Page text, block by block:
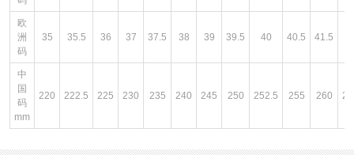
欧
洲
码
35 35.5 36 37 37.5 38 39 39.5 40 40.5 41.5
中
国
码
mm
220 222.5 225 230 235 240 245 250 252.5 255 260